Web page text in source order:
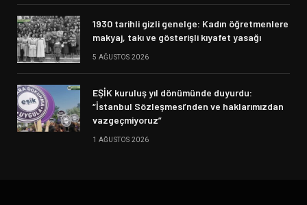
1930 tarihli gizli genelge: Kadın öğretmenlere
makyaj, takı ve gösterişli kıyafet yasağı
5 AĞUSTOS 2026
EŞİK kuruluş yıl dönümünde duyurdu:
“İstanbul Sözleşmesi’nden ve haklarımızdan
vazgeçmiyoruz”
1 AĞUSTOS 2026